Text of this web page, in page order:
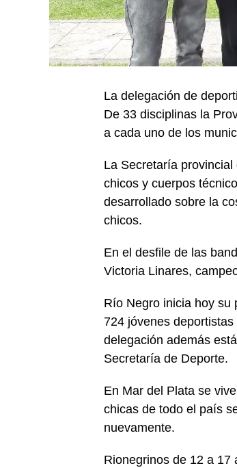
La delegación de
De 33 disciplinas la
a cada uno de los
La Secretaría
chicos y cuerpos
desarrollado sobre la
chicos.
En el desfile de las
Victoria Linares,
Río Negro inicia hoy su
724 jóvenes
delegación además
Secretaría de Deporte.
En Mar del Plata se
chicas de todo el país
nuevamente.
Rionegrinos de 12 a 17